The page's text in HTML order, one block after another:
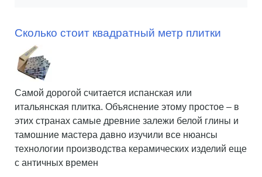
Сколько стоит квадратный метр плитки
Самой дорогой считается испанская или
итальянская плитка. Объяснение этому простое – в
этих странах самые древние залежи белой глины и
тамошние мастера давно изучили все нюансы
технологии производства керамических изделий еще
с античных времен